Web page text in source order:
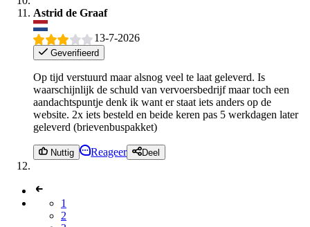
Astrid de Graaf
13-7-2026
Geverifieerd
Op tijd verstuurd maar alsnog veel te laat geleverd. Is
waarschijnlijk de schuld van vervoersbedrijf maar toch een
aandachtspuntje denk ik want er staat iets anders op de
website. 2x iets besteld en beide keren pas 5 werkdagen later
geleverd (brievenbuspakket)
Nuttig Reageer Deel
1
2